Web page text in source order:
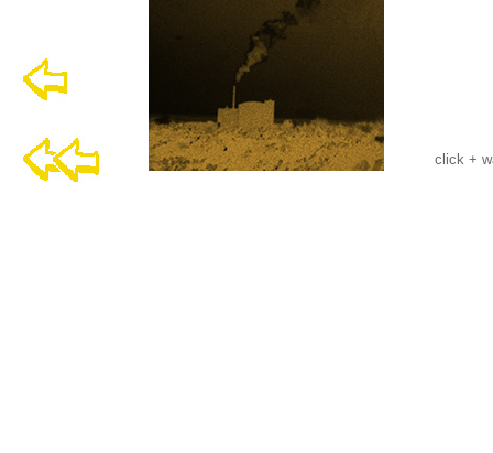
click +